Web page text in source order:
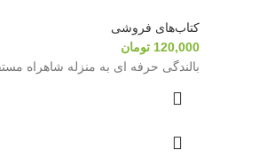
کتاب‌های فروشی
120,000 تومان
بالندگی حرفه ای به منزله شاهراه